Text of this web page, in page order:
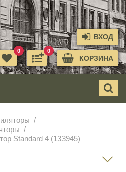
ВХОД
КОРЗИНА
0
0
Standard 4 (133945)